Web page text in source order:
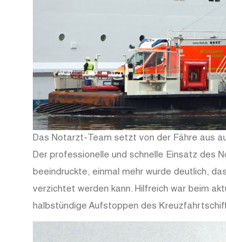
Das Notarzt-Team setzt von der Fähre aus
Der professionelle und schnelle Einsatz des
beeindruckte, einmal mehr wurde deutlich,
verzichtet werden kann. Hilfreich war beim
halbstündige Aufstoppen des